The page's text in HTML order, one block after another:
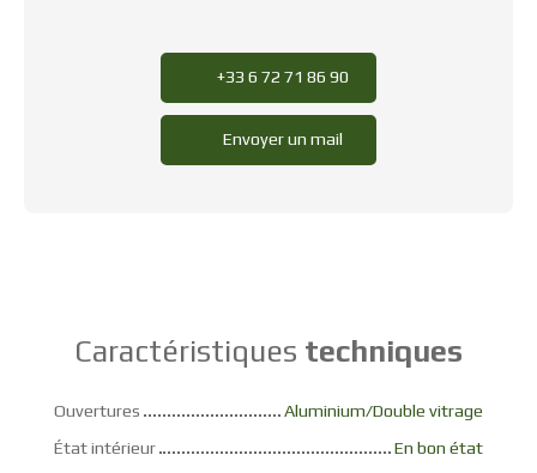
+33 6 72 71 86 90
Envoyer un mail
Caractéristiques techniques
Ouvertures
Aluminium/Double vitrage
État intérieur
En bon état